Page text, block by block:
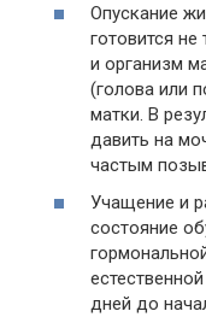
Опускание
готовится
и организм
(голова или
матки. В
давить на
частым
Учащение и
состояние
дней до